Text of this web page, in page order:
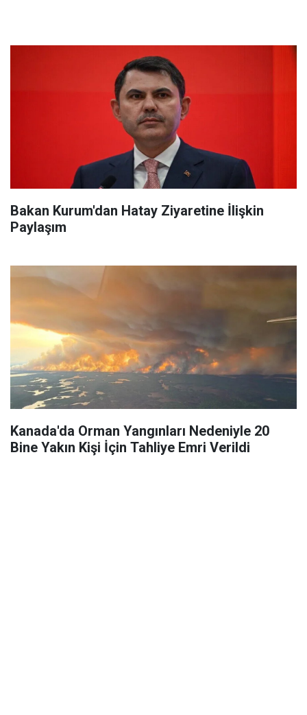
Bakan Kurum'dan Hatay Ziyaretine İlişkin
Paylaşım
Kanada'da Orman Yangınları Nedeniyle 20
Bine Yakın Kişi İçin Tahliye Emri Verildi